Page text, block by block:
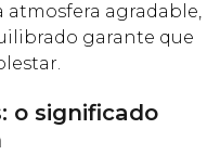
atmosfera agradable,
garante que
o significado